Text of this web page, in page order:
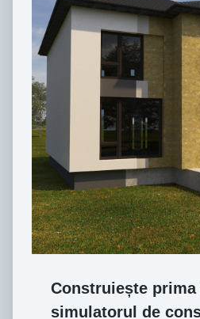
Construiește prima
simulatorul de